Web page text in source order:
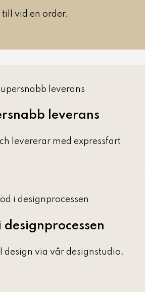
leverans
levererar med expressfart
designprocessen
design via vår designstudio.